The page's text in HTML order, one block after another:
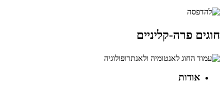
חוגים פרה-קליניים
אודות